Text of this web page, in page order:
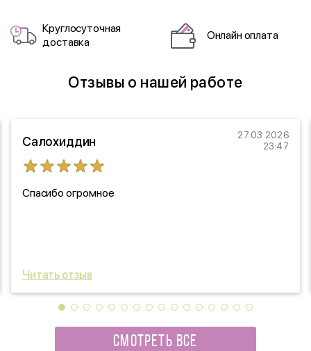
Круглосуточная
доставка
Онлайн оплата
Отзывы о нашей работе
Салохиддин
27.03.2026
23:47
Спасибо огромное
Читать отзыв
СМОТРЕТЬ ВСЕ